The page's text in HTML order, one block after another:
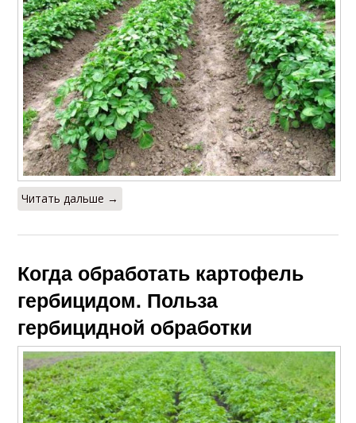
Читать дальше →
Когда обработать картофель
гербицидом. Польза
гербицидной обработки